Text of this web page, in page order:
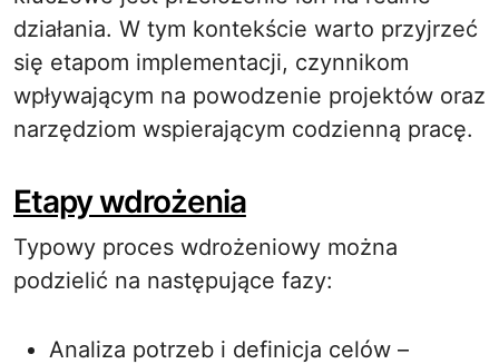
działania. W tym kontekście warto przyjrzeć
się etapom implementacji, czynnikom
wpływającym na powodzenie projektów oraz
narzędziom wspierającym codzienną pracę.
Etapy wdrożenia
Typowy proces wdrożeniowy można
podzielić na następujące fazy:
Analiza potrzeb i definicja celów –